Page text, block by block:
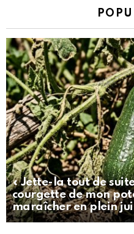
« Jette-la tout de
courgette de mon
maraîcher en plein